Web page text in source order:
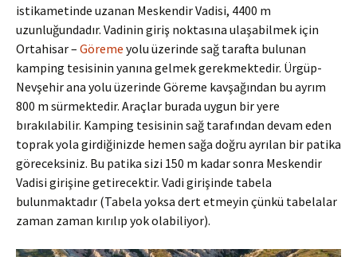
istikametinde uzanan Meskendir Vadisi, 4400 m
uzunluğundadır. Vadinin giriş noktasına ulaşabilmek için
Ortahisar – Göreme yolu üzerinde sağ tarafta bulunan
kamping tesisinin yanına gelmek gerekmektedir. Ürgüp-
Nevşehir ana yolu üzerinde Göreme kavşağından bu ayrım
800 m sürmektedir. Araçlar burada uygun bir yere
bırakılabilir. Kamping tesisinin sağ tarafından devam eden
toprak yola girdiğinizde hemen sağa doğru ayrılan bir patika
göreceksiniz. Bu patika sizi 150 m kadar sonra Meskendir
Vadisi girişine getirecektir. Vadi girişinde tabela
bulunmaktadır (Tabela yoksa dert etmeyin çünkü tabelalar
zaman zaman kırılıp yok olabiliyor).